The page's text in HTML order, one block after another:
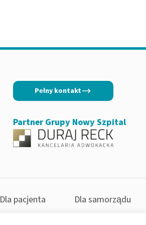
Pełny kontakt
Partner Grupy Nowy Szpital
Dla pacjenta Dla samorządu